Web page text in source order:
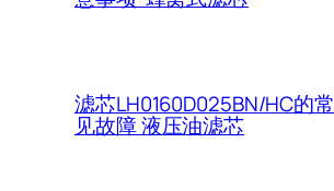
滤芯LH0160D025BN/HC的常
见故障 液压油滤芯